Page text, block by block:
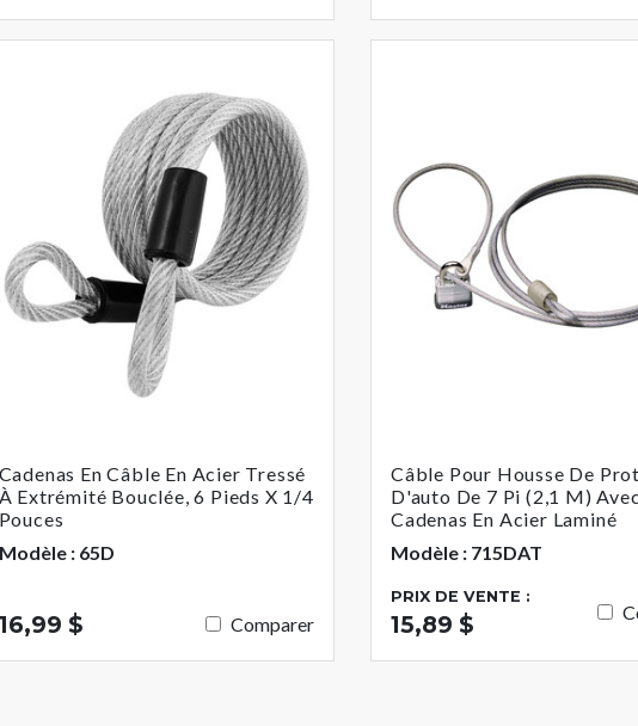
Cadenas En Câble En Acier Tressé
À Extrémité Bouclée, 6 Pieds X 1/4
Pouces
Modèle : 65D
16,99 $ Comparer
Câble Pour Housse De
D'auto De 7 Pi (2,1 M) Avec
Cadenas En Acier Laminé
Modèle : 715DAT
PRIX DE VENTE :
15,89 $